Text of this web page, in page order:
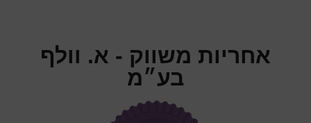
אחריות משווק - א. וולף
בע״מ